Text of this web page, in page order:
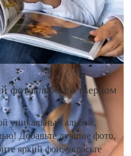
фотоальбом в твердом
уникальный альбом,
Добавьте лучшие фото,
яркий фон, украсьте